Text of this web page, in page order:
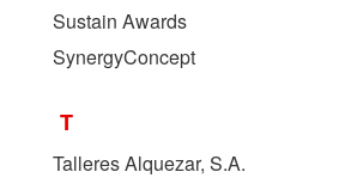
Sustain Awards
SynergyConcept
T
Talleres Alquezar, S.A.